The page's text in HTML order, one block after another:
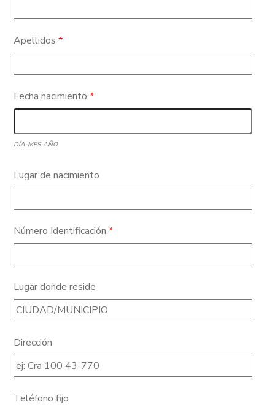
Apellidos*
Fecha nacimiento*
DÍA-MES-AÑO
Lugar de nacimiento
Número Identificación*
Lugar donde reside
Dirección
Teléfono fijo